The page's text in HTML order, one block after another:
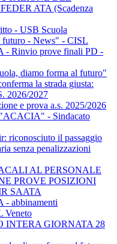
ATA (Scadenza
- USB Scuola
futuro - News" - CISL
- Rinvio prove finali PD -
diamo forma al futuro"
la strada giusta:
2026/2027
e prova a.s. 2025/2026
- Sindacato
riconosciuto il passaggio
senza penalizzazioni
AL PERSONALE
PROVE POSIZIONI
SAATA
- abbinamenti
Veneto
INTERA GIORNATA 28